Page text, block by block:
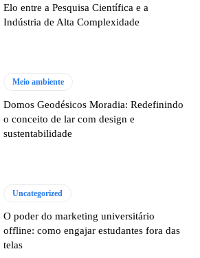
Elo entre a Pesquisa Científica e a
Indústria de Alta Complexidade
Meio ambiente
Domos Geodésicos Moradia: Redefinindo
o conceito de lar com design e
sustentabilidade
Uncategorized
O poder do marketing universitário
offline: como engajar estudantes fora das
telas